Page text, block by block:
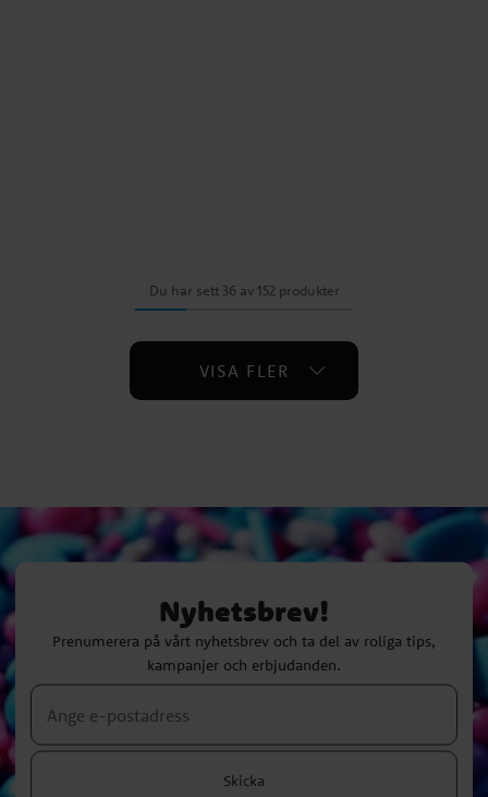
Du har sett 36 av 152 produkter
VISA FLER
Nyhetsbrev!
Prenumerera på vårt nyhetsbrev och ta del av roliga tips,
kampanjer och erbjudanden.
Skicka